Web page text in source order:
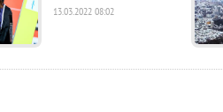
13.03.2022 08:02